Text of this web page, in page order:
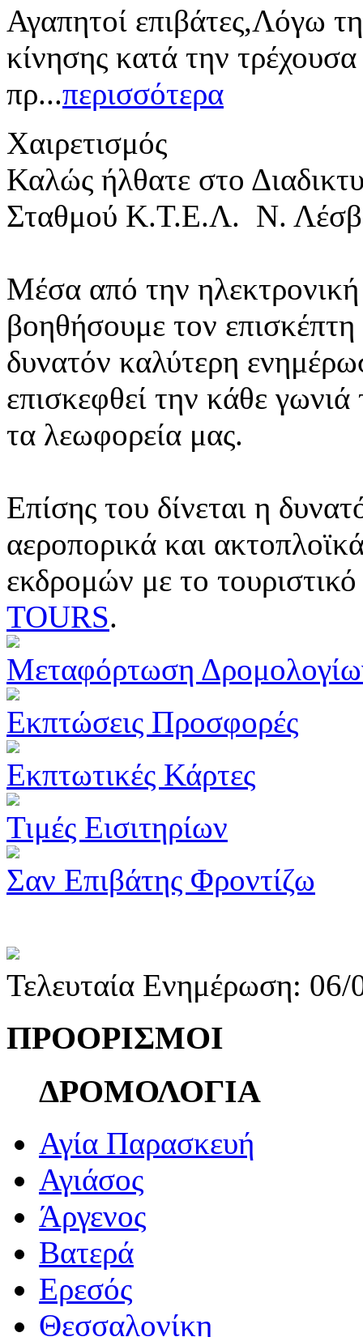
Αγαπητοί επιβάτες,Λόγω
κίνησης κατά την
πρ...περισσότερα
Χαιρετισμός
Καλώς ήλθατε στο
Σταθμού Κ.Τ.Ε.Λ. Ν.
Μέσα από την ηλεκτρονική
βοηθήσουμε τον
δυνατόν καλύτερη
επισκεφθεί την κάθε
τα λεωφορεία μας.
Επίσης του δίνεται η
αεροπορικά και
εκδρομών με το
TOURS.
Μεταφόρτωση
Εκπτώσεις Προσφορές
Εκπτωτικές Κάρτες
Τιμές Εισιτηρίων
Σαν Επιβάτης Φροντίζω
Τελευταία Ενημέρωση:
ΠΡΟΟΡΙΣΜΟΙ
ΔΡΟΜΟΛΟΓΙΑ
Αγία Παρασκευή
Αγιάσος
Άργενος
Βατερά
Ερεσός
Θεσσαλονίκη